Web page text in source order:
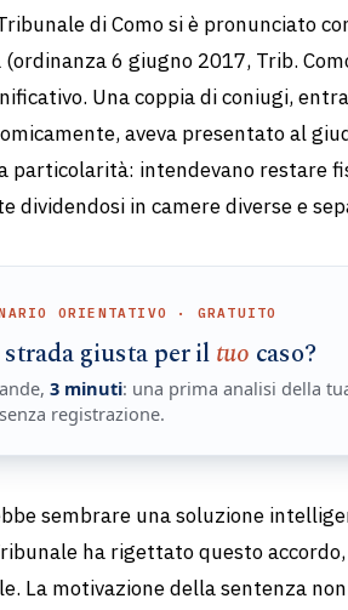
di Como si è pronunciato
6 giugno 2017, Trib.
Una coppia di coniugi,
aveva presentato al
particolarità: intendevano restare
dividendosi in camere diverse e
ORIENTATIVO · GRATUITO
strada giusta per iltuo caso?
3 minuti: una prima analisi della
registrazione.
sembrare una soluzione
ha rigettato questo
La motivazione della sentenza